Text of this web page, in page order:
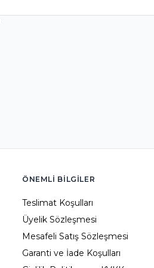
ÖNEMLI BILGILER
Teslimat Koşulları
Üyelik Sözleşmesi
Mesafeli Satış Sözleşmesi
Garanti ve İade Koşulları